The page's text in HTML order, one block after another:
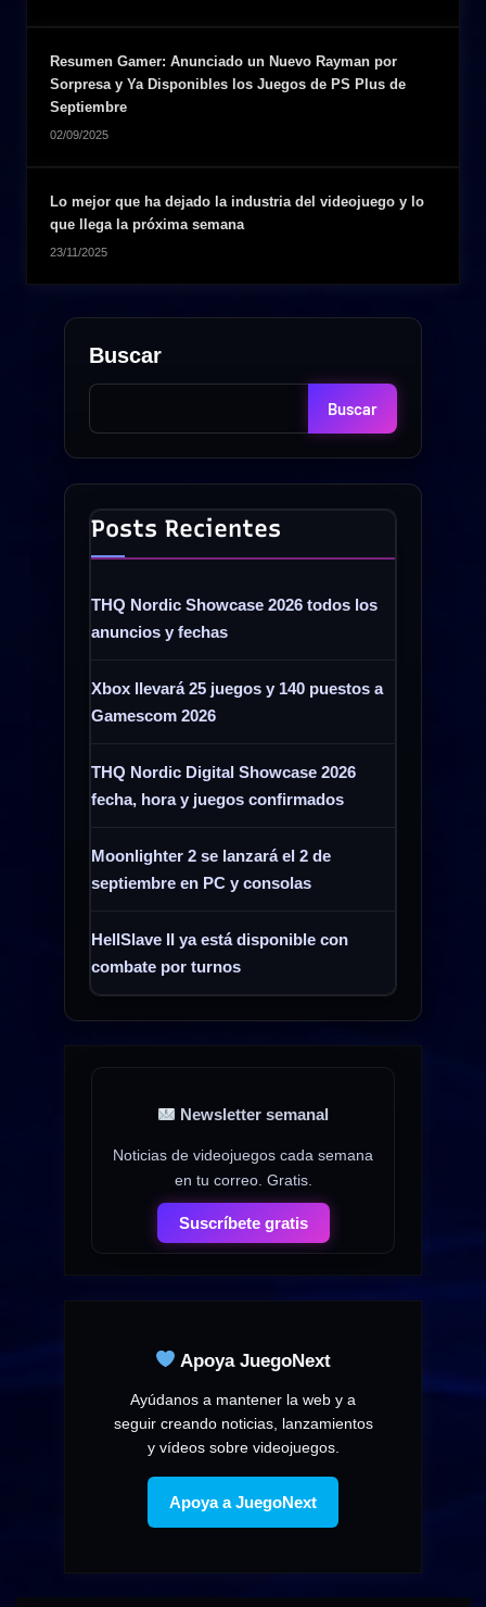
Resumen Gamer: Anunciado un Nuevo Rayman por
Sorpresa y Ya Disponibles los Juegos de PS Plus de
Septiembre
02/09/2025
Lo mejor que ha dejado la industria del videojuego y lo
que llega la próxima semana
23/11/2025
Buscar
Buscar
Posts Recientes
THQ Nordic Showcase 2026 todos los
anuncios y fechas
Xbox llevará 25 juegos y 140 puestos a
Gamescom 2026
THQ Nordic Digital Showcase 2026
fecha, hora y juegos confirmados
Moonlighter 2 se lanzará el 2 de
septiembre en PC y consolas
HellSlave II ya está disponible con
combate por turnos
Newsletter semanal
Noticias de videojuegos cada semana
en tu correo. Gratis.
Suscríbete gratis
Apoya JuegoNext
Ayúdanos a mantener la web y a
seguir creando noticias, lanzamientos
y vídeos sobre videojuegos.
Apoya a JuegoNext